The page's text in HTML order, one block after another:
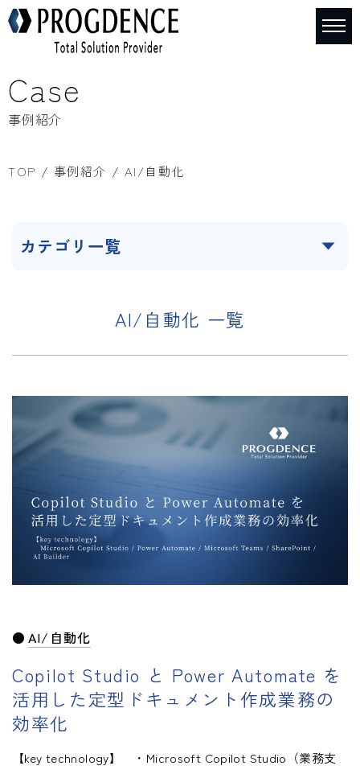
Case
事例紹介
TOP 事例紹介 AI/自動化
カテゴリ一覧
AI/自動化 一覧
AI/自動化
Copilot Studio と Power Automate を
活用した定型ドキュメント作成業務の
効率化
【key technology】 ・Microsoft Copilot Studio（業務支